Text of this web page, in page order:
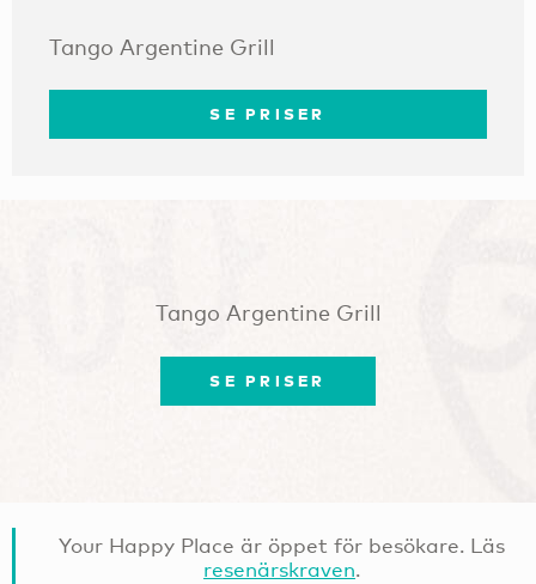
Tango Argentine Grill
SE PRISER
Tango Argentine Grill
SE PRISER
Your Happy Place är öppet för besökare. Läs
resenärskraven.